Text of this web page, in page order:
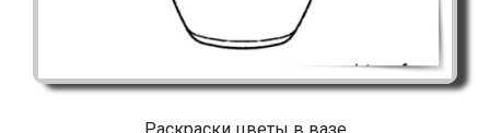
Раскраски цветы в вазе